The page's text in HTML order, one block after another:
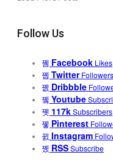
Follow Us
Facebook Likes
Twitter Followers
Dribbble
Youtube
117kSubscribers
Pinterest
Instagram
RSSSubscribe